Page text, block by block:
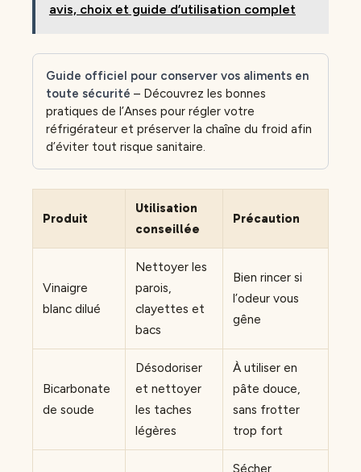
avis, choix et guide d’utilisation complet
Guide officiel pour conserver vos aliments en
toute sécurité – Découvrez les bonnes
pratiques de l’Anses pour régler votre
réfrigérateur et préserver la chaîne du froid afin
d’éviter tout risque sanitaire.
Produit
Utilisation
conseillée
Précaution
Vinaigre
blanc dilué
Nettoyer les
parois,
clayettes et
bacs
Bien rincer si
l’odeur vous
gêne
Bicarbonate
de soude
Désodoriser
et nettoyer
les taches
légères
À utiliser en
pâte douce,
sans frotter
trop fort
Sécher